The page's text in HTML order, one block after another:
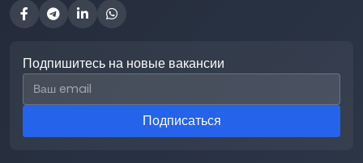
Подпишитесь на новые вакансии
Email для подписки
Подписаться